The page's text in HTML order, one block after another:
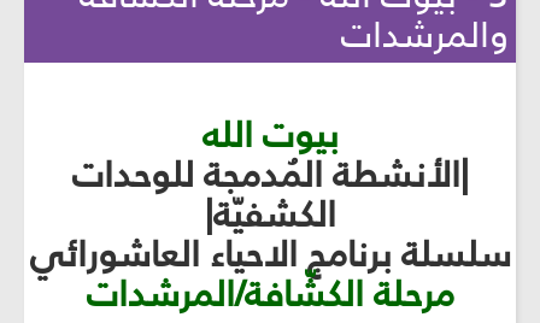
والمرشدات
بيوت الله
|الأنشطة المُدمجة للوحدات
الكشفيّة|
سلسلة برنامج الاحياء العاشورائي
مرحلة الكشّافة/المرشدات